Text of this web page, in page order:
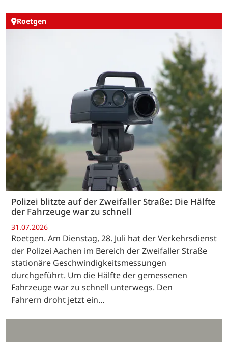
Roetgen
Polizei blitzte auf der Zweifaller Straße: Die Hälfte
der Fahrzeuge war zu schnell
31.07.2026
Roetgen. Am Dienstag, 28. Juli hat der Verkehrsdienst
der Polizei Aachen im Bereich der Zweifaller Straße
stationäre Geschwindigkeitsmessungen
durchgeführt. Um die Hälfte der gemessenen
Fahrzeuge war zu schnell unterwegs. Den
Fahrern droht jetzt ein…